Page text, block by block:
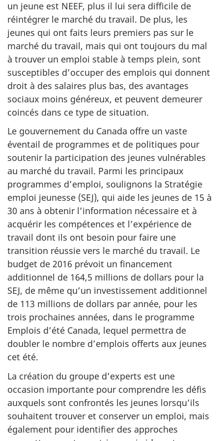
un jeune est NEEF, plus il lui sera difficile de
réintégrer le marché du travail. De plus, les
jeunes qui ont faits leurs premiers pas sur le
marché du travail, mais qui ont toujours du mal
à trouver un emploi stable à temps plein, sont
susceptibles d’occuper des emplois qui donnent
droit à des salaires plus bas, des avantages
sociaux moins généreux, et peuvent demeurer
coincés dans ce type de situation.
Le gouvernement du Canada offre un vaste
éventail de programmes et de politiques pour
soutenir la participation des jeunes vulnérables
au marché du travail. Parmi les principaux
programmes d’emploi, soulignons la Stratégie
emploi jeunesse (SEJ), qui aide les jeunes de 15 à
30 ans à obtenir l’information nécessaire et à
acquérir les compétences et l’expérience de
travail dont ils ont besoin pour faire une
transition réussie vers le marché du travail. Le
budget de 2016 prévoit un financement
additionnel de 164,5 millions de dollars pour la
SEJ, de même qu’un investissement additionnel
de 113 millions de dollars par année, pour les
trois prochaines années, dans le programme
Emplois d’été Canada, lequel permettra de
doubler le nombre d’emplois offerts aux jeunes
cet été.
La création du groupe d’experts est une
occasion importante pour comprendre les défis
auxquels sont confrontés les jeunes lorsqu’ils
souhaitent trouver et conserver un emploi, mais
également pour identifier des approches